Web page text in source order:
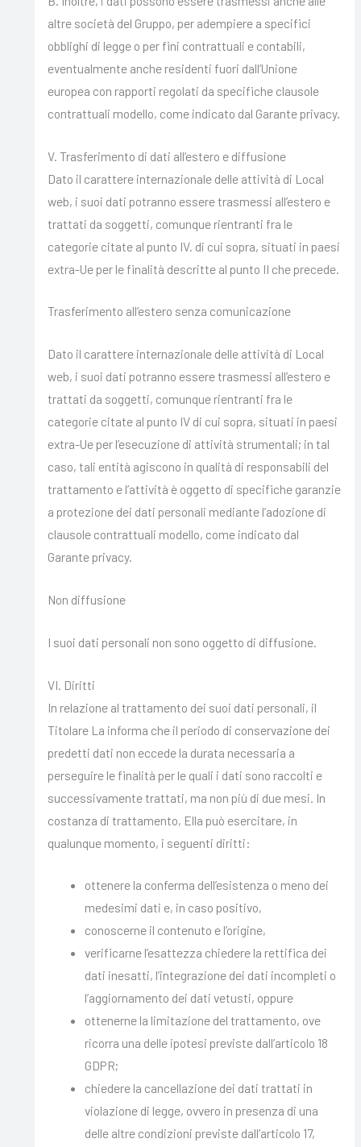
altre società del Gruppo, per adempiere a specifici
obblighi di legge o per fini contrattuali e contabili,
eventualmente anche residenti fuori dall’Unione
europea con rapporti regolati da specifiche clausole
contrattuali modello, come indicato dal Garante privacy.
V. Trasferimento di dati all’estero e diffusione
Dato il carattere internazionale delle attività di Local
web, i suoi dati potranno essere trasmessi all’estero e
trattati da soggetti, comunque rientranti fra le
categorie citate al punto IV. di cui sopra, situati in paesi
extra-Ue per le finalità descritte al punto II che precede.
Trasferimento all’estero senza comunicazione
Dato il carattere internazionale delle attività di Local
web, i suoi dati potranno essere trasmessi all’estero e
trattati da soggetti, comunque rientranti fra le
categorie citate al punto IV di cui sopra, situati in paesi
extra-Ue per l’esecuzione di attività strumentali; in tal
caso, tali entità agiscono in qualità di responsabili del
trattamento e l’attività è oggetto di specifiche garanzie
a protezione dei dati personali mediante l’adozione di
clausole contrattuali modello, come indicato dal
Garante privacy.
Non diffusione
I suoi dati personali non sono oggetto di diffusione.
VI. Diritti
In relazione al trattamento dei suoi dati personali, il
Titolare La informa che il periodo di conservazione dei
predetti dati non eccede la durata necessaria a
perseguire le finalità per le quali i dati sono raccolti e
successivamente trattati, ma non più di due mesi. In
costanza di trattamento, Ella può esercitare, in
qualunque momento, i seguenti diritti:
ottenere la conferma dell’esistenza o meno dei
medesimi dati e, in caso positivo,
conoscerne il contenuto e l’origine,
verificarne l’esattezza chiedere la rettifica dei
dati inesatti, l’integrazione dei dati incompleti o
l’aggiornamento dei dati vetusti, oppure
ottenerne la limitazione del trattamento, ove
ricorra una delle ipotesi previste dall’articolo 18
GDPR;
chiedere la cancellazione dei dati trattati in
violazione di legge, ovvero in presenza di una
delle altre condizioni previste dall’articolo 17,